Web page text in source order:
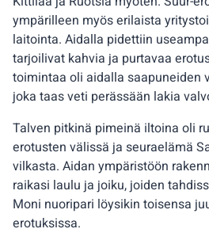
ympärilleen myös erilaista
laitointa. Aidalla pidettiin
tarjoilivat kahvia ja purtavaa
toimintaa oli aidalla saapuneiden
joka taas veti perässään lakia
Talven pitkinä pimeinä iltoina oli
erotusten välissä ja seuraelämä
vilkasta. Aidan ympäristöön
raikasi laulu ja joiku, joiden
Moni nuoripari löysikin toisensa
erotuksissa.